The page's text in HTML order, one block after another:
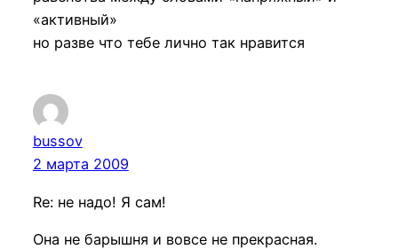
«активный»
но разве что тебе лично так нравится
bussov
2 марта 2009
Re: не надо! Я сам!
Она не барышня и вовсе не прекрасная.